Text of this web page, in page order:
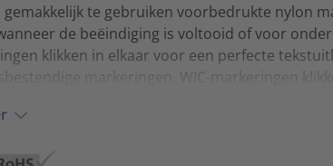
gemakkelijk te gebruiken voorbedrukte nylon
de beëindiging is voltooid of voor
klikken in elkaar voor een perfecte
markeringen, WIC-markeringen